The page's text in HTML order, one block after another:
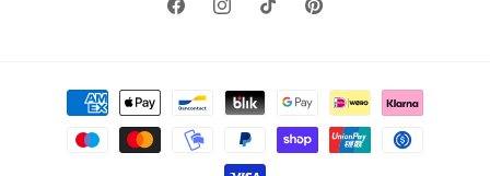
FacebookInstagramTikTokPinterest
Betaalmethoden